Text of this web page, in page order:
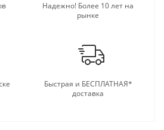
Надежно! Более 10 лет на
рынке
Быстрая и БЕСПЛАТНАЯ*
доставка